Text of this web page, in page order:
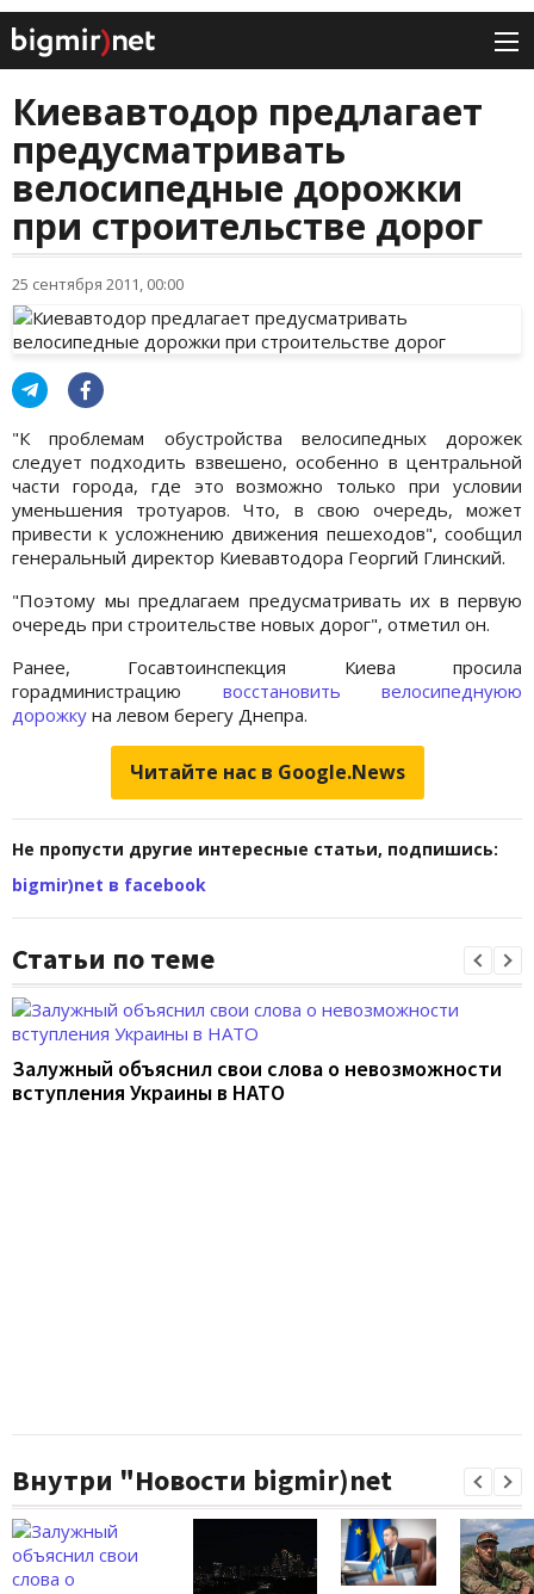
Киевавтодор предлагает
предусматривать
велосипедные дорожки
при строительстве дорог
25 сентября 2011, 00:00
"К проблемам обустройства велосипедных дорожек
следует подходить взвешено, особенно в центральной
части города, где это возможно только при условии
уменьшения тротуаров. Что, в свою очередь, может
привести к усложнению движения пешеходов", сообщил
генеральный директор Киевавтодора Георгий Глинский.
"Поэтому мы предлагаем предусматривать их в первую
очередь при строительстве новых дорог", отметил он.
Ранее, Госавтоинспекция Киева просила
горадминистрацию воcстановить велосипеднуюю
дорожку на левом берегу Днепра.
Читайте нас в Google.News
Не пропусти другие интересные статьи, подпишись:
bigmir)net в facebook
Статьи по теме
Залужный объяснил свои слова о невозможности
вступления Украины в НАТО
Внутри "Новости bigmir)net